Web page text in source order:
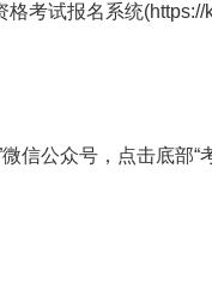
考试报名系统(https://
公众号，点击底部“